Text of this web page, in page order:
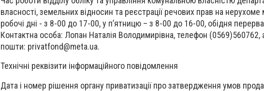
власності, земельних відносин та реєстрації речових прав на нерухоме
робочі дні - з 8-00 до 17-00, у п’ятницю – з 8-00 до 16-00, обідня
Контактна особа: Лопан Наталія Володимирівна, телефон (0569)560762,
пошти: privatfond@meta.ua.
Технічні реквізити інформаційного повідомлення
Дата і номер рішення органу приватизації про затвердження умов